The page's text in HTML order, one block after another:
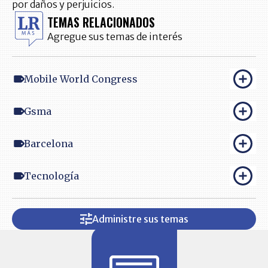
por daños y perjuicios.
TEMAS RELACIONADOS
Agregue sus temas de interés
Mobile World Congress
Gsma
Barcelona
Tecnología
Administre sus temas